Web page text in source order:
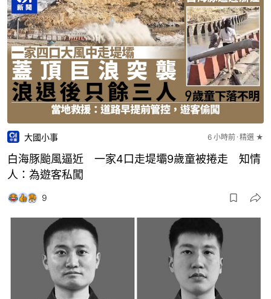
大國小事 6 小時前 精選 ★
白海豚颱風逼近 一家4口走堤壩9歲童被捲走 知情
人：為遊客私闖
9